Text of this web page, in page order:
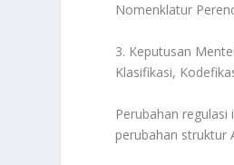
Nomenklatur
3. Keputusan
Klasifikasi,
Perubahan
perubahan struktur